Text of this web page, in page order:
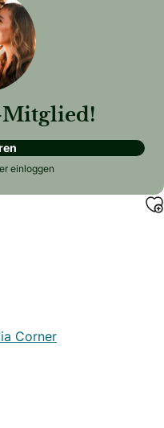
Mitglied!
einloggen
Corner